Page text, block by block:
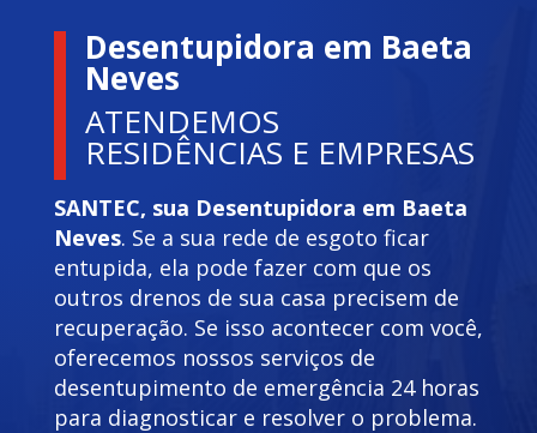
Desentupidora em Baeta
Neves
ATENDEMOS
RESIDÊNCIAS E EMPRESAS
SANTEC, sua Desentupidora em Baeta
Neves. Se a sua rede de esgoto ficar
entupida, ela pode fazer com que os
outros drenos de sua casa precisem de
recuperação. Se isso acontecer com você,
oferecemos nossos serviços de
desentupimento de emergência 24 horas
para diagnosticar e resolver o problema.